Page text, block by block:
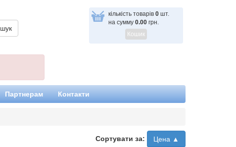
кількість товарів0 шт.
на сумму0.00 грн.
Кошик
Партнерам Контакти
Сортувати за: Цена ▲